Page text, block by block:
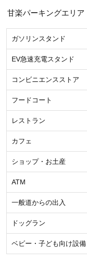
甘楽パーキングエリ
ガソリンスタンド
EV急速充電スタンド
コンビニエンスストア
フードコート
レストラン
カフェ
ショップ・お土産
ATM
一般道からの出入
ドッグラン
ベビー・子ども向け設備